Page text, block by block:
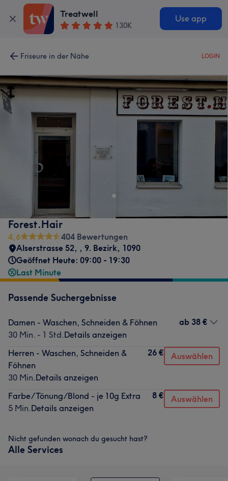
Treatwell
130K
Use app
Friseure in der Nähe LOGIN
Forest.Hair
4,6
404 Bewertungen
Alserstrasse 52, , 9. Bezirk, 1090
Geöffnet Heute: 09:00 - 19:30
Last Minute
Passende Suchergebnisse
Damen - Waschen, Schneiden & Föhnen
30 Min. - 1 Std.Details anzeigen
ab 38 €
Herren - Waschen, Schneiden &
Föhnen
30 Min.Details anzeigen
26 € Auswählen
Farbe/Tönung/Blond - je 10g Extra
5 Min.Details anzeigen
8 € Auswählen
Nicht gefunden wonach du gesucht hast?
Alle Services